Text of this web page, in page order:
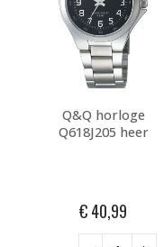
Q&Q horloge
Q618J205 heer
€40,99